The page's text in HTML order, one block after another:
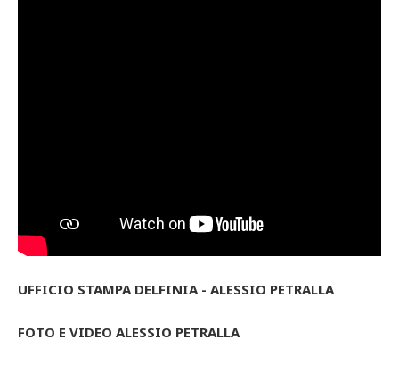
UFFICIO STAMPA DELFINIA - ALESSIO PETRALLA
FOTO E VIDEO ALESSIO PETRALLA